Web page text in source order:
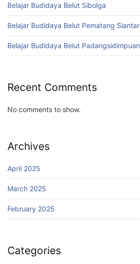
Belajar Budidaya Belut Sibolga
Belajar Budidaya Belut Pematang Siantar
Belajar Budidaya Belut Padangsidimpuan
Recent Comments
No comments to show.
Archives
April 2025
March 2025
February 2025
Categories